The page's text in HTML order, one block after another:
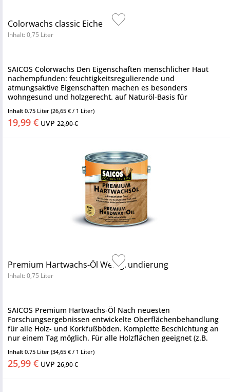
Colorwachs classic Eiche
Inhalt: 0,75 Liter
SAICOS Colorwachs Den Eigenschaften menschlicher Haut
nachempfunden: feuchtigkeitsregulierende und
atmungsaktive Eigenschaften machen es besonders
wohngesund und holzgerecht. auf Naturöl-Basis für
Innenhölzer oxidativ trocknend Saicos...
Inhalt 0.75 Liter (26,65 € / 1 Liter)
19,99 € UVP 22,90 €
Premium Hartwachs-Öl Weißgrundierung
Inhalt: 0,75 Liter
SAICOS Premium Hartwachs-Öl Nach neuesten
Forschungsergebnissen entwickelte Oberflächenbehandlung
für alle Holz- und Korkfußböden. Komplette Beschichtung an
nur einem Tag möglich. Für alle Holzflächen geeignet (z.B.
Möbel, Treppen,...
Inhalt 0.75 Liter (34,65 € / 1 Liter)
25,99 € UVP 26,90 €